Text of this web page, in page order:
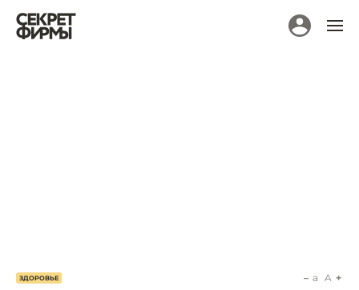
ЗДОРОВЬЕ a A